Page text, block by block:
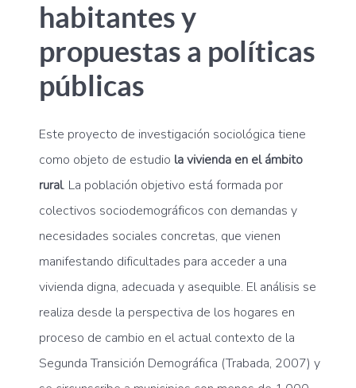
habitantes y
propuestas a políticas
públicas
Este proyecto de investigación sociológica tiene
como objeto de estudio la vivienda en el ámbito
rural. La población objetivo está formada por
colectivos sociodemográficos con demandas y
necesidades sociales concretas, que vienen
manifestando dificultades para acceder a una
vivienda digna, adecuada y asequible. El análisis se
realiza desde la perspectiva de los hogares en
proceso de cambio en el actual contexto de la
Segunda Transición Demográfica (Trabada, 2007) y